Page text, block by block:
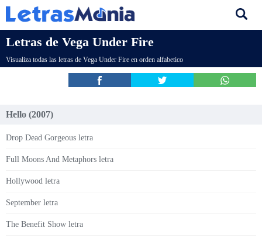
Letras de Vega Under Fire
Visualiza todas las letras de Vega Under Fire en orden alfabetico
Hello (2007)
Drop Dead Gorgeous letra
Full Moons And Metaphors letra
Hollywood letra
September letra
The Benefit Show letra